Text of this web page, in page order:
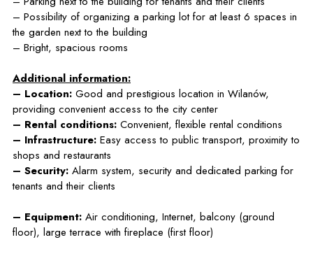
– Possibility of organizing a parking lot for at least 6 spaces in
the garden next to the building
– Bright, spacious rooms
Additional information:
– Location: Good and prestigious location in Wilanów,
providing convenient access to the city center
– Rental conditions: Convenient, flexible rental conditions
– Infrastructure: Easy access to public transport, proximity to
shops and restaurants
– Security: Alarm system, security and dedicated parking for
tenants and their clients
– Equipment: Air conditioning, Internet, balcony (ground
floor), large terrace with fireplace (first floor)